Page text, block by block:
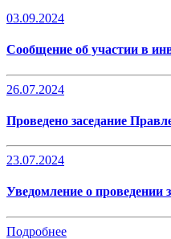
03.09.2024
Сообщение об участии в
26.07.2024
Проведено заседание
23.07.2024
Уведомление о проведении
Подробнее